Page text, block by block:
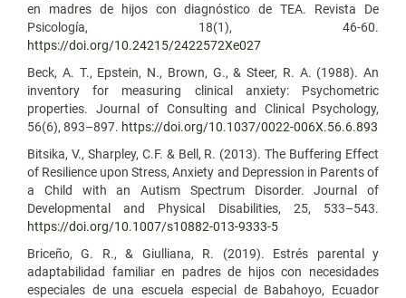
en madres de hijos con diagnóstico de TEA. Revista De
Psicología, 18(1), 46-60.
https://doi.org/10.24215/2422572Xe027
Beck, A. T., Epstein, N., Brown, G., & Steer, R. A. (1988). An
inventory for measuring clinical anxiety: Psychometric
properties. Journal of Consulting and Clinical Psychology,
56(6), 893–897. https://doi.org/10.1037/0022-006X.56.6.893
Bitsika, V., Sharpley, C.F. & Bell, R. (2013). The Buffering Effect
of Resilience upon Stress, Anxiety and Depression in Parents of
a Child with an Autism Spectrum Disorder. Journal of
Developmental and Physical Disabilities, 25, 533–543.
https://doi.org/10.1007/s10882-013-9333-5
Briceño, G. R., & Giulliana, R. (2019). Estrés parental y
adaptabilidad familiar en padres de hijos con necesidades
especiales de una escuela especial de Babahoyo, Ecuador